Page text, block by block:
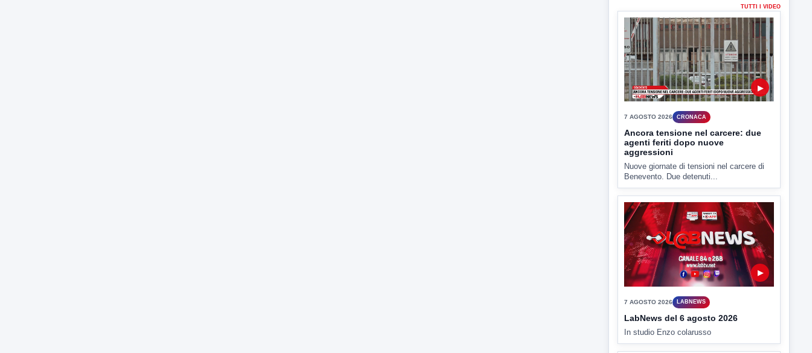
7 AGOSTO 2026 LABNEWS
LabNews del 6 agosto 2026
In studio Enzo colarusso
6 AGOSTO 2026 CRONACA
Trovato in casa 42enne in una
pozza di sangue, giallo a viale Italia
Ritrovato senza vita il corpo di un 42enne
in un...